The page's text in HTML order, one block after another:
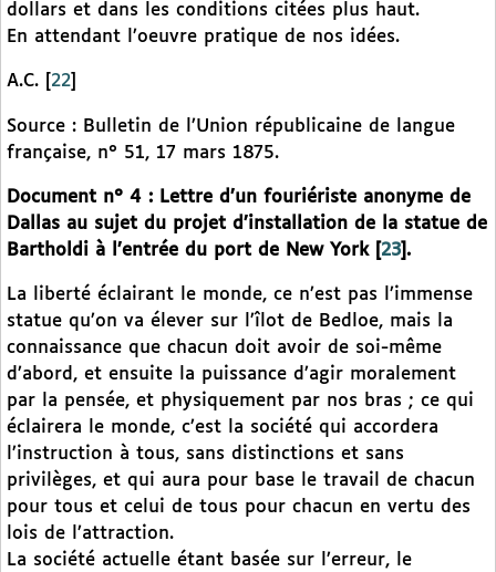
dollars et dans les conditions citées plus haut.
En attendant l’oeuvre pratique de nos idées.
A.C. 22
Source : Bulletin de l’Union républicaine de langue
française, n° 51, 17 mars 1875.
Document n° 4 : Lettre d’un fouriériste anonyme de
Dallas au sujet du projet d’installation de la statue de
Bartholdi à l’entrée du port de New York[ 23 .
La liberté éclairant le monde, ce n’est pas l’immense
statue qu’on va élever sur l’îlot de Bedloe, mais la
connaissance que chacun doit avoir de soi-même
d’abord, et ensuite la puissance d’agir moralement
par la pensée, et physiquement par nos bras ; ce qui
éclairera le monde, c’est la société qui accordera
l’instruction à tous, sans distinctions et sans
privilèges, et qui aura pour base le travail de chacun
pour tous et celui de tous pour chacun en vertu des
lois de l’attraction.
La société actuelle étant basée sur l’erreur, le